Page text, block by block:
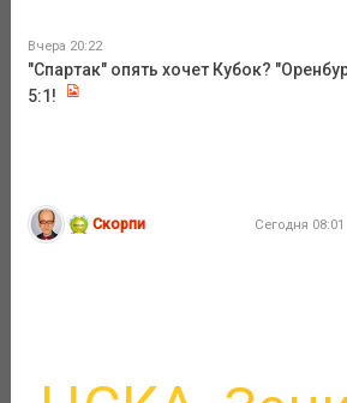
Вчера 20:22
"Спартак" опять хочет Кубок?
5:1!
Скорпи Сегодня 08:01